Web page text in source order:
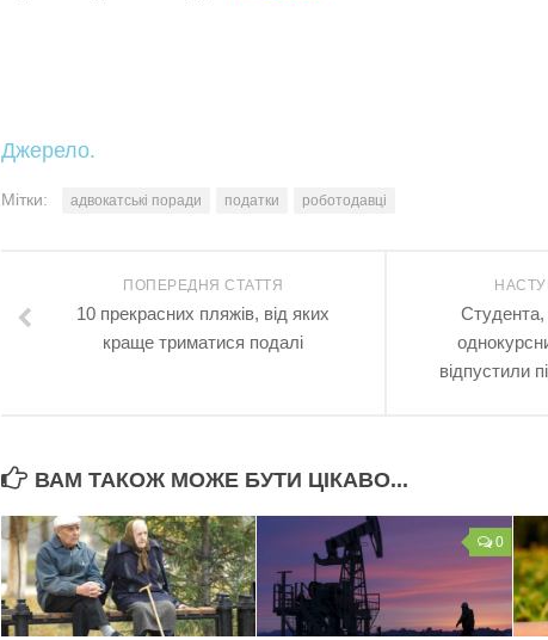
Джерело.
Мітки: адвокатські поради податки роботодавці
відпустили
ПОПЕРЕДНЯ СТАТТЯ
10 прекрасних пляжів, від яких
краще триматися подалі
ВАМ ТАКОЖ МОЖЕ БУТИ ЦІКАВО...
0